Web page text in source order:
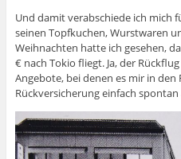
Und damit verabschiede ich mich
seinen Topfkuchen, Wurstwaren
Weihnachten hatte ich gesehen,
€ nach Tokio fliegt. Ja, der
Angebote, bei denen es mir in
Rückversicherung einfach